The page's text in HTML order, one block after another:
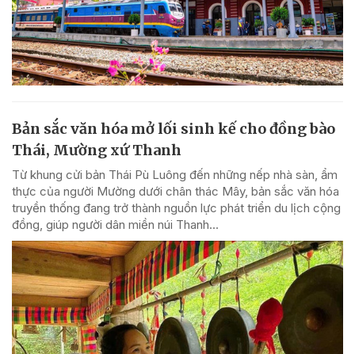
Bản sắc văn hóa mở lối sinh kế cho đồng bào
Thái, Mường xứ Thanh
Từ khung cửi bản Thái Pù Luông đến những nếp nhà sàn, ẩm
thực của người Mường dưới chân thác Mây, bản sắc văn hóa
truyền thống đang trở thành nguồn lực phát triển du lịch cộng
đồng, giúp người dân miền núi Thanh...